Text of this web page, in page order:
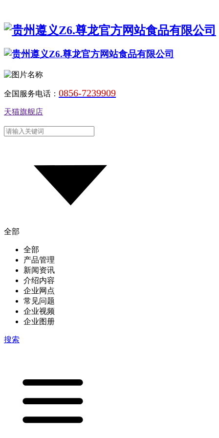
全国服务电话： 0856-7239909
天猫旗舰店
全部
全部
产品管理
新闻资讯
介绍内容
企业网点
常见问题
企业视频
企业图册
搜索